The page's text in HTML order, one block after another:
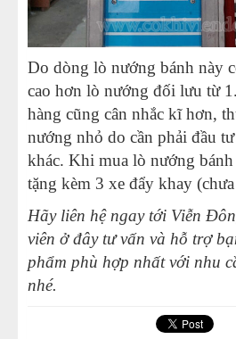
Do dòng lò nướng bánh này
cao hơn lò nướng đối lưu từ
hàng cũng cân nhắc kĩ hơn,
nướng nhỏ do cần phải đầu
khác. Khi mua lò nướng bánh
tặng kèm 3 xe đẩy khay
Hãy liên hệ ngay tới Viễn
viên ở đây tư vấn và hỗ trợ
phẩm phù hợp nhất với nhu
nhé.